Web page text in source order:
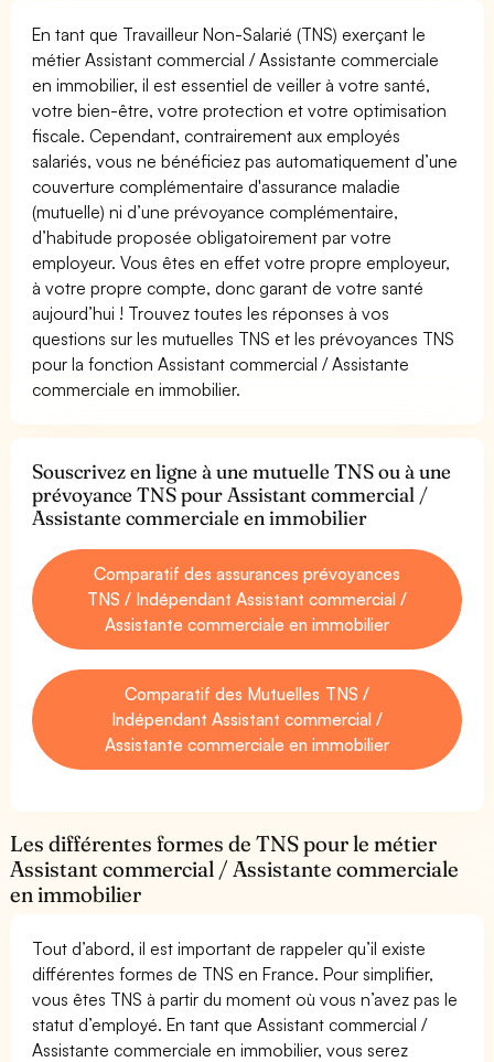
En tant que Travailleur Non-Salarié (TNS) exerçant le
métier Assistant commercial / Assistante commerciale
en immobilier, il est essentiel de veiller à votre santé,
votre bien-être, votre protection et votre optimisation
fiscale. Cependant, contrairement aux employés
salariés, vous ne bénéficiez pas automatiquement d’une
couverture complémentaire d'assurance maladie
(mutuelle) ni d’une prévoyance complémentaire,
d’habitude proposée obligatoirement par votre
employeur. Vous êtes en effet votre propre employeur,
à votre propre compte, donc garant de votre santé
aujourd’hui ! Trouvez toutes les réponses à vos
questions sur les mutuelles TNS et les prévoyances TNS
pour la fonction Assistant commercial / Assistante
commerciale en immobilier.
Souscrivez en ligne à une mutuelle TNS ou à une
prévoyance TNS pour Assistant commercial /
Assistante commerciale en immobilier
Comparatif des assurances prévoyances
TNS / Indépendant Assistant commercial /
Assistante commerciale en immobilier
Comparatif des Mutuelles TNS /
Indépendant Assistant commercial /
Assistante commerciale en immobilier
Les différentes formes de TNS pour le métier
Assistant commercial / Assistante commerciale
en immobilier
Tout d’abord, il est important de rappeler qu’il existe
différentes formes de TNS en France. Pour simplifier,
vous êtes TNS à partir du moment où vous n’avez pas le
statut d’employé. En tant que Assistant commercial /
Assistante commerciale en immobilier, vous serez